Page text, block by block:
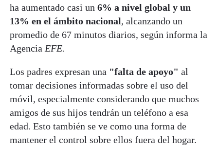
ha aumentado casi un 6% a nivel global y un
13% en el ámbito nacional, alcanzando un
promedio de 67 minutos diarios, según informa la
Agencia EFE.
Los padres expresan una "falta de apoyo" al
tomar decisiones informadas sobre el uso del
móvil, especialmente considerando que muchos
amigos de sus hijos tendrán un teléfono a esa
edad. Esto también se ve como una forma de
mantener el control sobre ellos fuera del hogar.